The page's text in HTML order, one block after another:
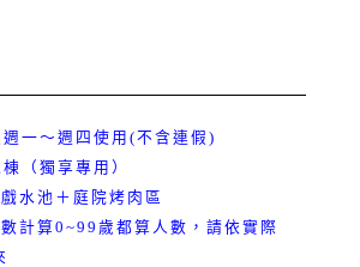
一～週四使用(不含連假)
（獨享專用）
水池＋庭院烤肉區
計算0~99歲都算人數，請依實際